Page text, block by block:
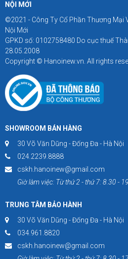
NỘI MỚI
©2021 - Công Ty Cổ Phần Thương Mại
Nội Mới
GPKD số: 0102758480 Do cục thuế
28.05.2008
Copyright © Hanoinew.vn. All rights
SHOWROOM BÁN HÀNG
30 Võ Văn Dũng - Đống Đa - Hà Nội
024.2239.8888
cskh.hanoinew@gmail.com
Giờ làm việc: Từ thứ 2 - thứ 7: 8.30 -
TRUNG TÂM BẢO HÀNH
30 Võ Văn Dũng - Đống Đa - Hà Nội
034.961.8820
cskh.hanoinew@gmail.com